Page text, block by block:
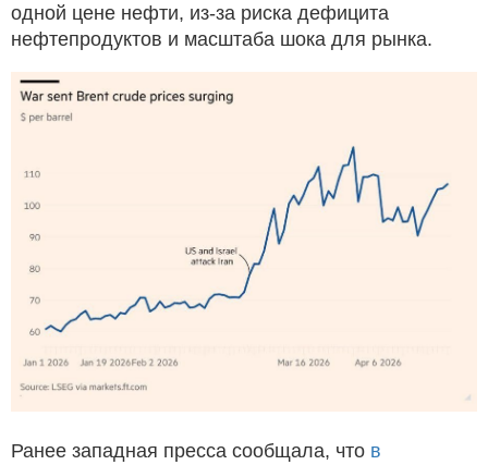
одной цене нефти, из-за риска дефицита
нефтепродуктов и масштаба шока для рынка.
Ранее западная пресса сообщала, что в